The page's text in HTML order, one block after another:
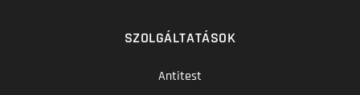
SZOLGÁLTATÁSOK
Antitest